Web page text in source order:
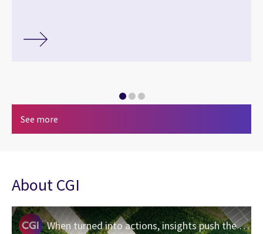
See more
About CGI
When turned into actions, insights push the limits of what’s possible